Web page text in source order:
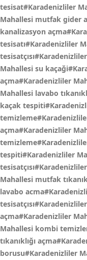
tesisat#Karadenizliler
Mahallesi mutfak gider
kanalizasyon
tesisatı#Karadenizliler
Mahallesi su
açma#Karadenizliler
Mahallesi lavabo
kaçak
açma#Karadenizliler
tespiti#Karadenizliler
Mahallesi mutfak
lavabo
açma#Karadenizliler
Mahallesi kombi
tıkanıklığı
borusu#Karadenizliler